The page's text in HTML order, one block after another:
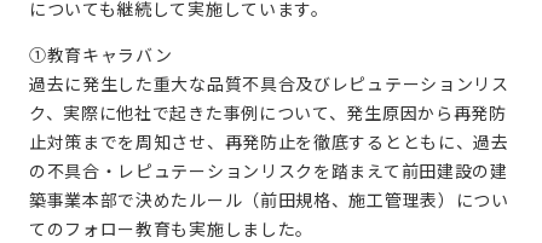
についても継続して実施しています。
①教育キャラバン
過去に発生した重大な品質不具合及びレピュテーションリス
ク、実際に他社で起きた事例について、発生原因から再発防
止対策までを周知させ、再発防止を徹底するとともに、過去
の不具合・レピュテーションリスクを踏まえて前田建設の建
築事業本部で決めたルール（前田規格、施工管理表）につい
てのフォロー教育も実施しました。